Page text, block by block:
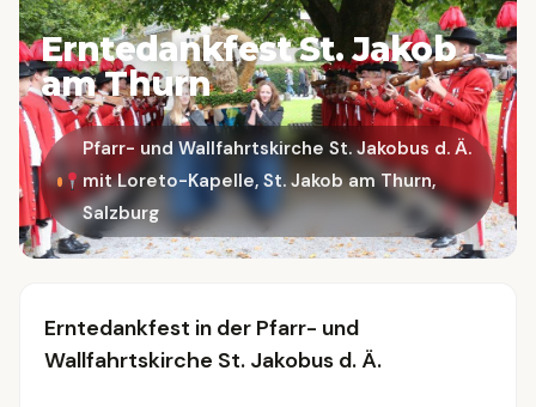
Erntedankfest St. Jakob
am Thurn
Pfarr- und Wallfahrtskirche St. Jakobus d. Ä.
mit Loreto-Kapelle, St. Jakob am Thurn,
Salzburg
Erntedankfest in der Pfarr- und
Wallfahrtskirche St. Jakobus d. Ä.